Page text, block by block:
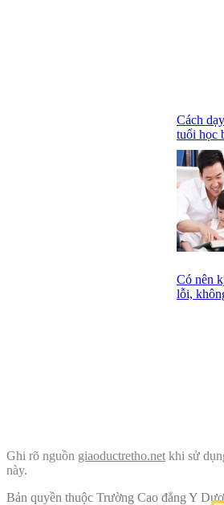
Cách
tuổi học
Có nên
lỗi,
Ghi rõ nguồn giaoductretho.net khi sử
này.
Bản quyền thuộc Trường Cao đẳng Y